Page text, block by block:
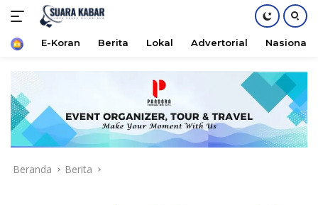
konten
HomeE-Koran Berita Lokal Advertorial Nasional
Beranda Berita